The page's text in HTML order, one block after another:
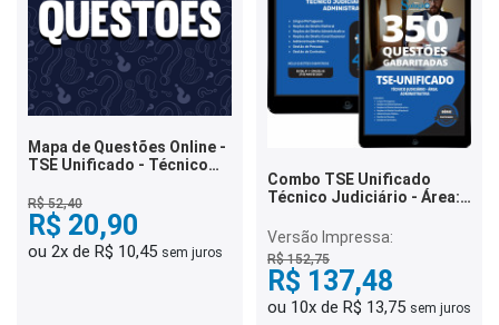
Mapa de Questões Online -
TSE Unificado - Técnico
Administrativa - Policial
Judicial - 6 Mil Questões
R$ 52,40
R$ 20,90
ou 2x de R$ 10,45 sem juros
Combo TSE Unificado
Técnico Judiciário - Área:
Versão Impressa:
R$ 152,75
R$ 137,48
ou 10x de R$ 13,75 sem juros